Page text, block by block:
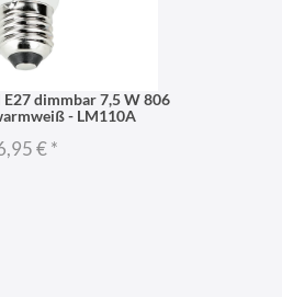
dimmbar 7,5 W 806
- LM110A
€*